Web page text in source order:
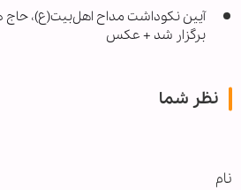
آیین نکوداشت مداح اهل‌بیت(ع)، حاج
برگزار شد + عکس
نظر شما
نام